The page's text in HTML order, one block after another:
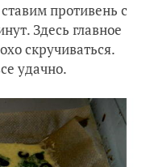
противень с
Здесь главное
скручиваться.
удачно.